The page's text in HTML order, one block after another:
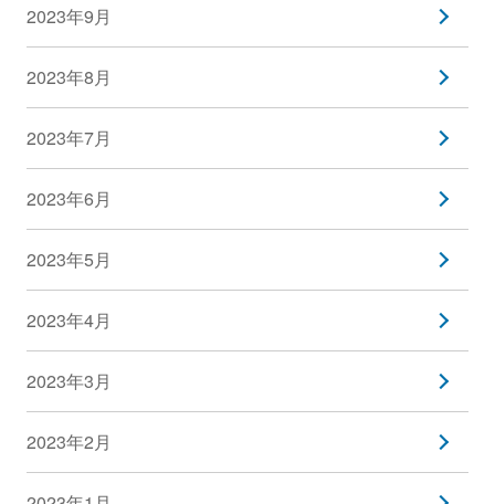
2023年9月
2023年8月
2023年7月
2023年6月
2023年5月
2023年4月
2023年3月
2023年2月